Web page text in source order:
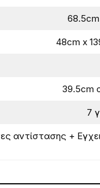
48cm x
39.5cm
7
αντίστασης +